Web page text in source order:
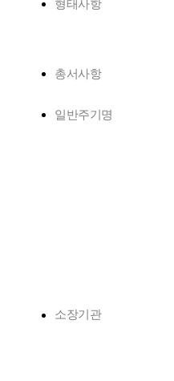
형태사항
총서사항
일반주기명
소장기관